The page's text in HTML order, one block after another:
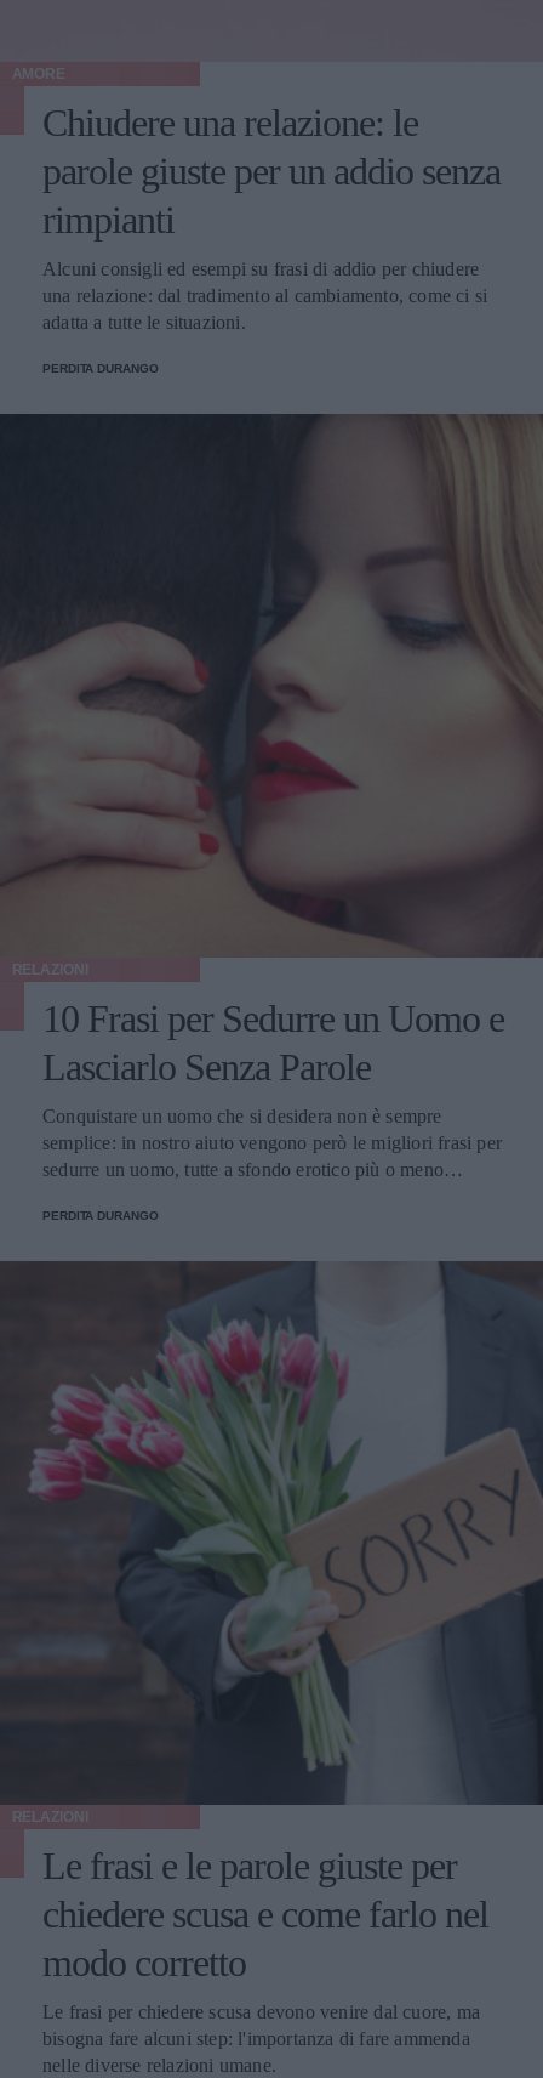
AMORE
Chiudere una relazione: le
parole giuste per un addio senza
rimpianti
Alcuni consigli ed esempi su frasi di addio per chiudere
una relazione: dal tradimento al cambiamento, come ci si
adatta a tutte le situazioni.
PERDITA DURANGO
RELAZIONI
10 Frasi per Sedurre un Uomo e
Lasciarlo Senza Parole
Conquistare un uomo che si desidera non è sempre
semplice: in nostro aiuto vengono però le migliori frasi per
sedurre un uomo, tutte a sfondo erotico più o meno
PERDITA DURANGO
RELAZIONI
Le frasi e le parole giuste per
chiedere scusa e come farlo nel
modo corretto
Le frasi per chiedere scusa devono venire dal cuore, ma
bisogna fare alcuni step: l'importanza di fare ammenda
nelle diverse relazioni umane.